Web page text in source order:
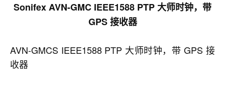
Sonifex AVN-GMC IEEE1588 PTP 大师时钟，带
GPS 接收器
AVN-GMCS IEEE1588 PTP 大师时钟，带 GPS 接
收器